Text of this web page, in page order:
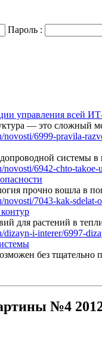
Пароль :
управления всей
— это сложный
системы
прочно вошла в
для растений в
без тщательно
№4 2012